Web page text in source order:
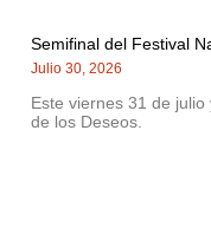
Semifinal del Festival
Julio 30, 2026
Este viernes 31 de
de los Deseos.